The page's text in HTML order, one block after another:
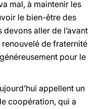
mal, à maintenir les
le bien-être des
aller de l’avant
renouvelé de fraternité
pour le
appellent un
coopération, qui a